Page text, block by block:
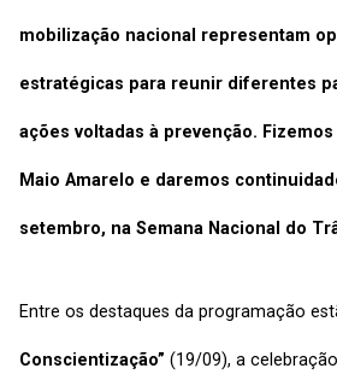
mobilização nacional representam
estratégicas para reunir diferentes
ações voltadas à prevenção.
Maio Amarelo e daremos
setembro, na Semana Nacional do
Entre os destaques da programação
Conscientização” (19/09), a